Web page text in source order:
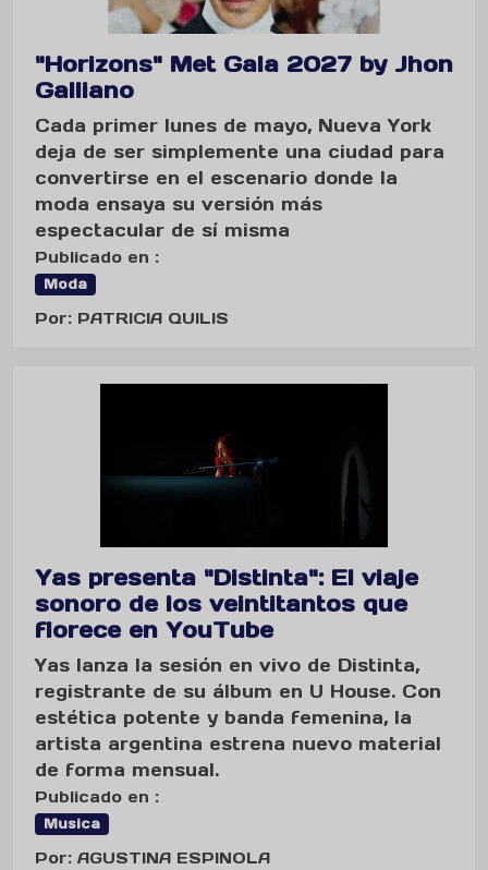
"Horizons" Met Gala 2027 by Jhon
Galliano
Cada primer lunes de mayo, Nueva York
deja de ser simplemente una ciudad para
convertirse en el escenario donde la
moda ensaya su versión más
espectacular de sí misma
Publicado en :
Moda
Por: PATRICIA QUILIS
Yas presenta "Distinta": El viaje
sonoro de los veintitantos que
florece en YouTube
Yas lanza la sesión en vivo de Distinta,
registrante de su álbum en U House. Con
estética potente y banda femenina, la
artista argentina estrena nuevo material
de forma mensual.
Publicado en :
Musica
Por: AGUSTINA ESPINOLA